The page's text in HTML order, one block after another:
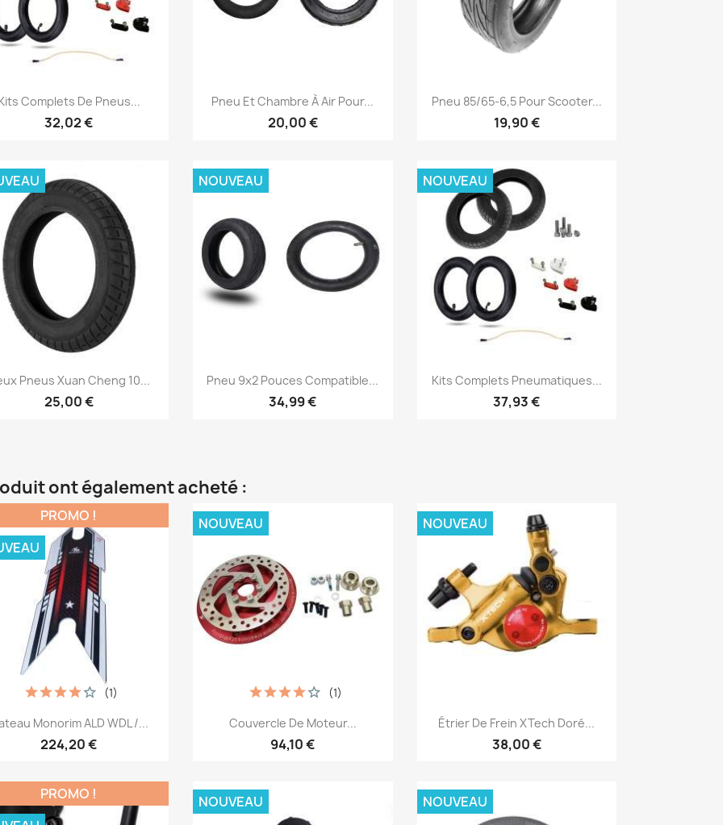
Aperçu rapide
Complets De Pneus...
32,02 €
Aperçu rapide
Pneu Et Chambre À Air Pour...
20,00 €
Aperçu rapide
Pneu 85/65-6,5 Pour Scooter...
19,90 €
Aperçu rapide
Pneus Xuan Cheng 10...
25,00 €
Aperçu rapide
Pneu 9x2 Pouces Compatible...
34,99 €
NOUVEAU
Aperçu rapide
Kits Complets Pneumatiques...
37,93 €
NOUVEAU
ont également acheté :
 Aperçu rapide
Monorim ALD WDL /...
224,20 €
(1)
PROMO !
Aperçu rapide
Couvercle De Moteur...
94,10 €
(1)
NOUVEAU
Aperçu rapide
Étrier De Frein XTech Doré...
38,00 €
NOUVEAU
PROMO !
NOUVEAU NOUVEAU